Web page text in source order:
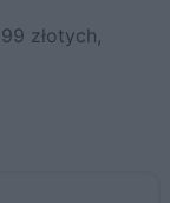
złotych,